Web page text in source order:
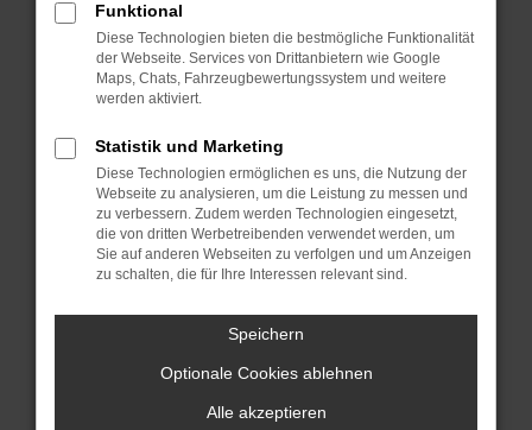
Starte dein Gerät neu.
Das kann manchmal helfen, vorübergehende
Probleme zu beheben.
Betriebssystem auf dem neuesten Stand
sind.
Veraltete Software birgt nicht nur ein
Sicherheitsrisiko, sondern kann auch dazu
führen, dass bestimmte Funktionen nicht mehr
unterstützt werden.
Wende dich an den Webseitenbetreiber.
Wenn du alle oben genannten Schritte versucht
hast, kontaktiere uns bitte. Wir werden
versuchen, das Problem zu beheben. Du kannst
uns diesen Text schicken, um uns bei der
Funktional
Diese Technologien bieten die bestmögliche Funktionalität
der Webseite. Services von Drittanbietern wie Google
Maps, Chats, Fahrzeugbewertungssystem und weitere
werden aktiviert.
Statistik und Marketing
Diese Technologien ermöglichen es uns, die Nutzung der
Webseite zu analysieren, um die Leistung zu messen und
zu verbessern. Zudem werden Technologien eingesetzt,
die von dritten Werbetreibenden verwendet werden, um
Sie auf anderen Webseiten zu verfolgen und um Anzeigen
zu schalten, die für Ihre Interessen relevant sind.
Speichern
Optionale Cookies ablehnen
Alle akzeptieren